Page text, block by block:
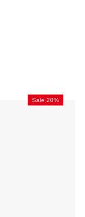
Sale 20%